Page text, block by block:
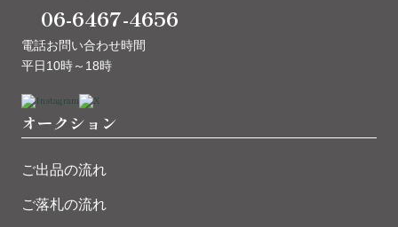
06-6467-4656
電話お問い合わせ時間
平日10時～18時
オークション
ご出品の流れ
ご落札の流れ